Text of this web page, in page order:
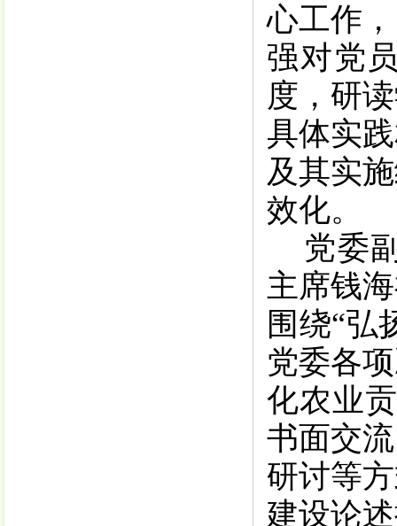
心工作
强对党
度，研
具体实
及其实
效化。
党委
主席钱
围绕“弘
党委各
化农业
书面交
研讨等
建设论